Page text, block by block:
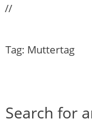
//
Tag: Muttertag
Search for